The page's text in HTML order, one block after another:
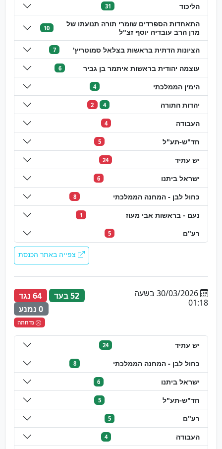
הליכוד 31
התאחדות הספרדים שומרי תורה תנועתו של
מרן הרב עובדיה יוסף זצ"ל
10
הציונות הדתית בראשות בצלאל סמוטריץ' 7
עוצמה יהודית בראשות איתמר בן גביר 6
הימין הממלכתי 4
יהדות התורה 4
2
העבודה 4
חד"ש-תע"ל 5
יש עתיד 24
ישראל ביתנו 6
כחול לבן - המחנה הממלכתי 8
נעם - בראשות אבי מעוז 1
רע"ם 5
צפייה באתר הכנסת
30/03/2026 בשעה
01:18
52 בעד
64 נגד
0 נמנע
נדחתה
יש עתיד 24
כחול לבן - המחנה הממלכתי 8
ישראל ביתנו 6
חד"ש-תע"ל 5
רע"ם 5
העבודה 4